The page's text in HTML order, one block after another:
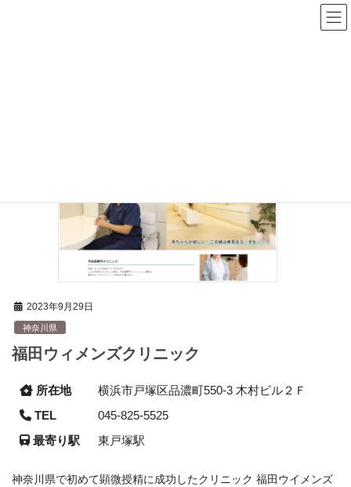
2023年9月29日
神奈川県
福田ウィメンズクリニック
所在地
横浜市戸塚区品濃町550-3 木村ビル２Ｆ
TEL
045-825-5525
最寄り駅
東戸塚駅
神奈川県で初めて顕微授精に成功したクリニック 福田ウイメンズ